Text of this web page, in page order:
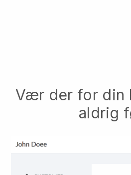
Vær der for din
aldrig